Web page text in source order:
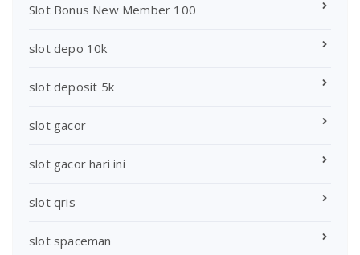
Slot Bonus New Member 100
slot depo 10k
slot deposit 5k
slot gacor
slot gacor hari ini
slot qris
slot spaceman